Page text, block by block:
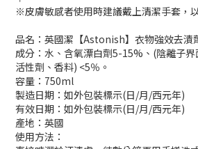
※皮膚敏感者使用時建議戴上清潔手套，
品名：英國潔【Astonish】衣物強效去漬
成分：水、含氧漂白劑5-15%、(陰離子
活性劑、香料) <5％。
容量：750ml
製造日期：如外包裝標示(日/月/西元年)
有效日期：如外包裝標示(日/月/西元年)
產地：英國
使用方法：